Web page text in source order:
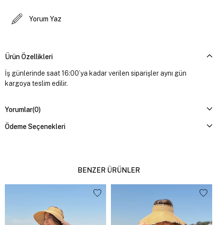
Yorum Yaz
Ürün Özellikleri
İş günlerinde saat 16:00’ya kadar verilen siparişler aynı gün
kargoya teslim edilir.
Yorumlar(0)
Ödeme Seçenekleri
BENZER ÜRÜNLER